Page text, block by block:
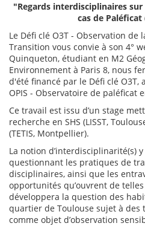
"Regards interdisciplinaires
cas de
Le Défi clé O3T - Observation de
Transition vous convie à son 4°
Quinqueton, étudiant en M2
Environnement à Paris 8, nous
d'été financé par le Défi clé
OPIS - Observatoire de paléficat
Ce travail est issu d’un stage
recherche en SHS (LISST,
(TETIS, Montpellier).
La notion d’interdisciplinarité(s)
questionnant les pratiques de
disciplinaires, ainsi que les
opportunités qu’ouvrent de
développera la question des
quartier de Toulouse sujet à des
comme objet d’observation